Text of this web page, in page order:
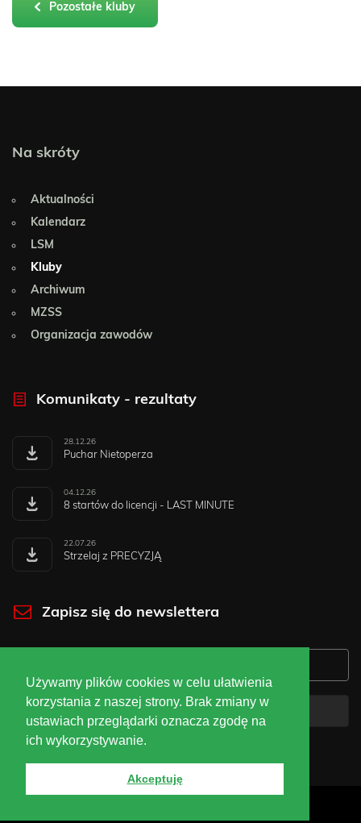
Używamy plików cookies w celu ułatwienia
korzystania z naszej strony. Brak zmiany w
ustawiach przeglądarki oznacza zgodę na
ich wykorzystywanie.
Akceptuję
Pozostałe kluby
Na skróty
Aktualności
Kalendarz
LSM
Kluby
Archiwum
MZSS
Organizacja zawodów
Komunikaty - rezultaty
28.12.26
Puchar Nietoperza
04.12.26
8 startów do licencji - LAST MINUTE
22.07.26
Strzelaj z PRECYZJĄ
Zapisz się do newslettera
Zapisz się